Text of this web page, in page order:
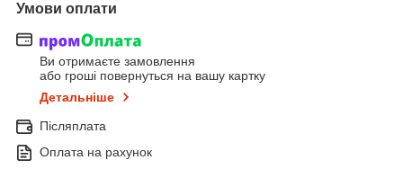
Умови оплати
Ви отримаєте замовлення
або гроші повернуться на вашу картку
Детальніше
Післяплата
Оплата на рахунок